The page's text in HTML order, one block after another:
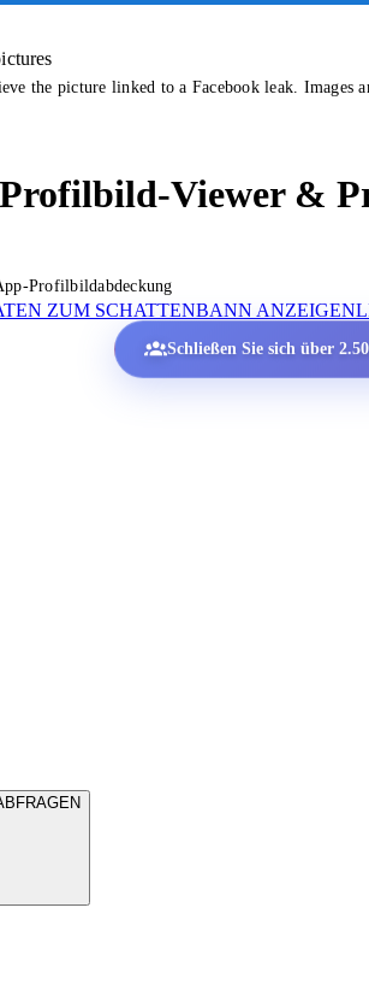
the picture linked to a Facebook leak. Images
Viewer &
Profilbildabdeckung
ZUM SCHATTENBANN ANZEIGEN
Schließen Sie sich über